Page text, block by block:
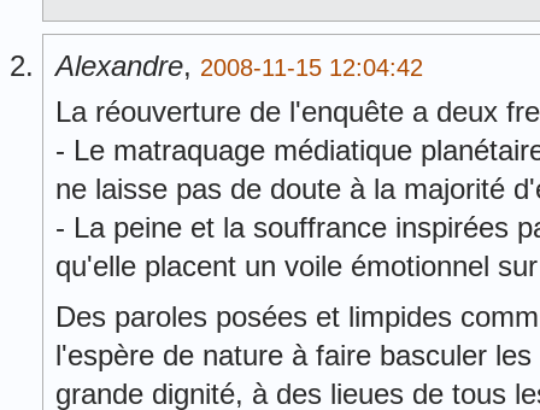
Alexandre, 2008-11-15 12:04:42
La réouverture de l'enquête a deux
- Le matraquage médiatique
ne laisse pas de doute à la majorité
- La peine et la souffrance inspirées
qu'elle placent un voile émotionnel
Des paroles posées et limpides
l'espère de nature à faire basculer
grande dignité, à des lieues de tous